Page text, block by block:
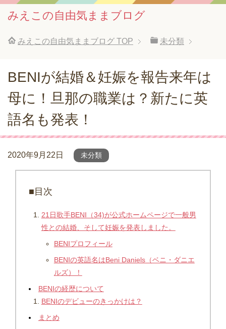
みえこの自由気ままブログ
みえこの自由気ままブログ TOP 未分類
BENIが結婚＆妊娠を報告来年は
母に！旦那の職業は？新たに英
語名も発表！
2020年9月22日 未分類
■目次
21日歌手BENI（34)が公式ホームページで一般男
性との結婚、そして妊娠を発表しました。
BENIプロフィール
BENIの英語名はBeni Daniels（ベニ・ダニエ
ルズ）！
BENIの経歴について
BENIのデビューのきっかけは？
まとめ